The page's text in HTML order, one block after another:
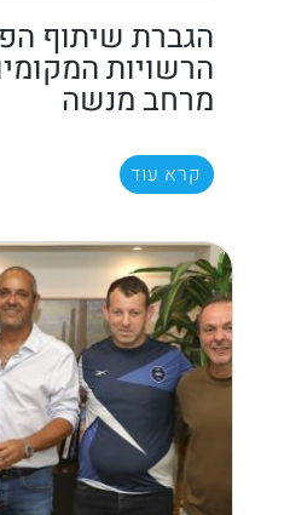
הגברת שיתוף
הרשויות
מרחב מנשה
קרא עוד